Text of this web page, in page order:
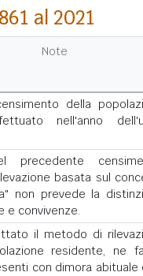
al 2021
Note
della
nell'anno
precedente
basata sul
non prevede la
e convivenze.
il metodo di
residente, ne
con dimora abituale